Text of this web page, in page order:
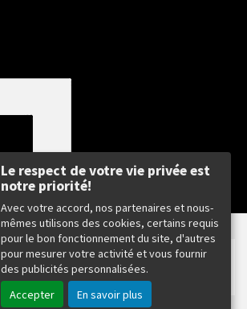
Le respect de votre vie privée est
notre priorité!
Avec votre accord, nos partenaires et nous-
mêmes utilisons des cookies, certains requis
pour le bon fonctionnement du site, d'autres
pour mesurer votre activité et vous fournir
des publicités personnalisées.
Accepter
En savoir plus